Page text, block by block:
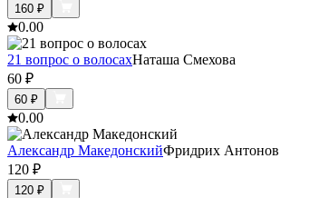
160 ₽
0.00
21 вопрос о волосахНаташа Смехова
60 ₽
60 ₽
0.00
Александр МакедонскийФридрих Антонов
120 ₽
120 ₽